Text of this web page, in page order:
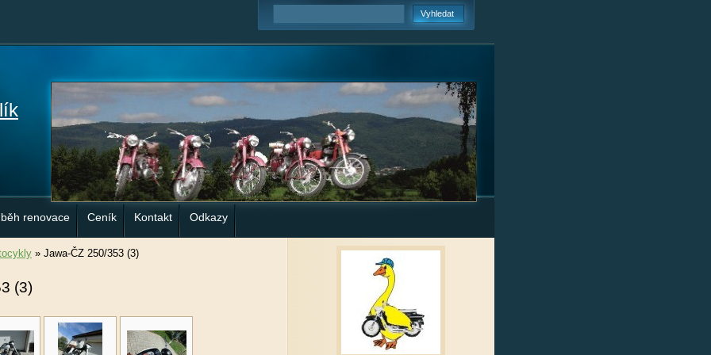
renovace Ceník Kontakt Odkazy
» Jawa-ČZ 250/353 (3)
(3)